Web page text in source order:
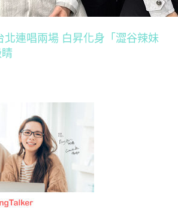
北連唱兩場 白昇化身「澀谷辣妹